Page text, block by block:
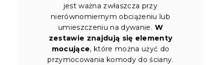
jest ważna zwłaszcza przy
nierównomiernym obciążeniu lub
umieszczeniu na dywanie. W
zestawie znajdują się elementy
mocujące, które można użyć do
przymocowania komody do ściany.